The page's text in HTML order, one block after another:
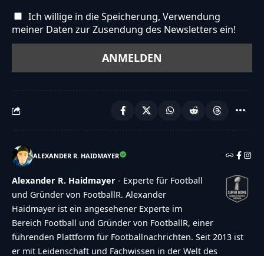
checked":"You must agree to our terms and
conditions","no-captcha-selected":"Captcha is
required","not-allowed-by-ban":"Abstimmen
nicht m\u00f6glich","not-allowed-by-
block":"Abstimmen nicht m\u00f6glich","not-
allowed-by-limit":"Abstimmen nicht
Vielen Dank f\u00fcr deine Teilnahme!","too-
many-chars-for-custom-field":"Text for
{custom_field_name} is too long"},"results":
{"single-vote":"Stimme","multiple-
votes":"Stimmen","single-
answer":"Antwort","multiple-
Ich willige in die Speicherung, Verwendung
meiner Daten zur Zusendung des Newsletters ein!
ALEXANDER R. HAIDMAYER
Alexander R. Haidmayer - Experte für Football
und Gründer von FootballR. Alexander
Haidmayer ist ein angesehener Experte im
Bereich Football und Gründer von FootballR, einer
führenden Plattform für Footballnachrichten. Seit 2013 ist
er mit Leidenschaft und Fachwissen in der Welt des